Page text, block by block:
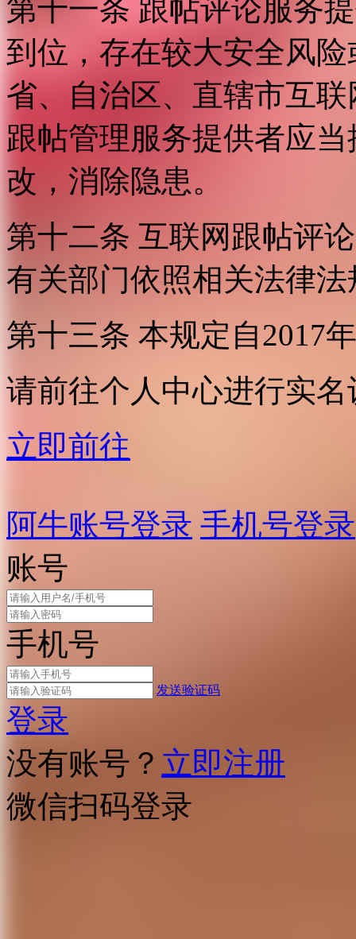
第十一条 跟帖评论服务
到位，存在较大安全风
省、自治区、直辖市互
跟帖管理服务提供者应
改，消除隐患。
第十二条 互联网跟帖评
有关部门依照相关法律
第十三条 本规定自2017
请前往个人中心进行实名
立即前往
阿牛账号登录 手机号登录
账号
手机号
发送验证码
登录
没有账号？ 立即注册
微信扫码登录